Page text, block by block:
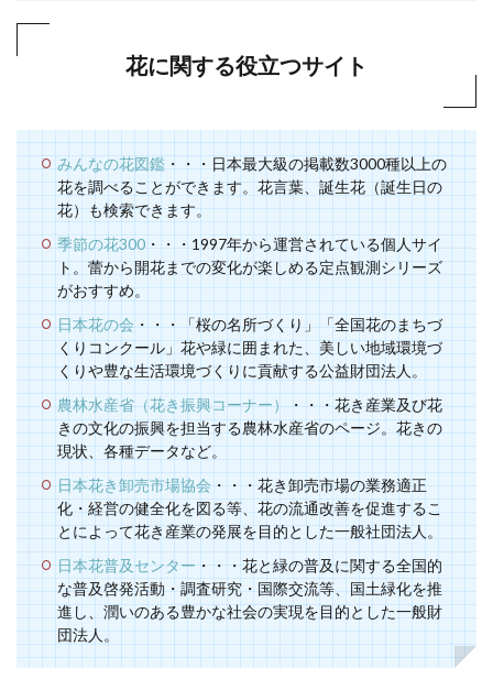
花に関する役立つサイト
みんなの花図鑑 ・・・日本最大級の掲載数3000種以上の
花を調べることができます。花言葉、誕生花（誕生日の
花）も検索できます。
季節の花300・・・1997年から運営されている個人サイ
ト。蕾から開花までの変化が楽しめる定点観測シリーズ
がおすすめ。
日本花の会・・・「桜の名所づくり」「全国花のまちづ
くりコンクール」花や緑に囲まれた、美しい地域環境づ
くりや豊な生活環境づくりに貢献する公益財団法人。
農林水産省（花き振興コーナー）・・・花き産業及び花
きの文化の振興を担当する農林水産省のページ。花きの
現状、各種データなど。
日本花き卸売市場協会・・・花き卸売市場の業務適正
化・経営の健全化を図る等、花の流通改善を促進するこ
とによって花き産業の発展を目的とした一般社団法人。
日本花普及センター・・・花と緑の普及に関する全国的
な普及啓発活動・調査研究・国際交流等、国土緑化を推
進し、潤いのある豊かな社会の実現を目的とした一般財
団法人。